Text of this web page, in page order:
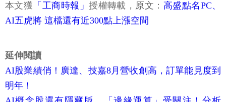
本文獲 「工商時報」授權轉載，原文： 高盛點名PC、
AI五虎將 這檔還有近300點上漲空間
延伸閱讀
AI股業績俏！廣達、技嘉8月營收創高，訂單能見度到
明年！